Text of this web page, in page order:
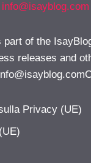
info@isayblog.com
part of the
releases and
Privacy (UE)